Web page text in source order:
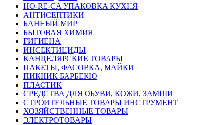
HO-RE-CA УПАКОВКА КУХНЯ
АНТИСЕПТИКИ
БАННЫЙ МИР
БЫТОВАЯ ХИМИЯ
ГИГИЕНА
ИНСЕКТИЦИДЫ
КАНЦЕЛЯРСКИЕ ТОВАРЫ
ПАКЕТЫ, ФАСОВКА, МАЙКИ
ПИКНИК БАРБЕКЮ
ПЛАСТИК
СРЕДСТВА ДЛЯ ОБУВИ, КОЖИ, ЗАМШИ
СТРОИТЕЛЬНЫЕ ТОВАРЫ ИНСТРУМЕНТ
ХОЗЯЙСТВЕННЫЕ ТОВАРЫ
ЭЛЕКТРОТОВАРЫ